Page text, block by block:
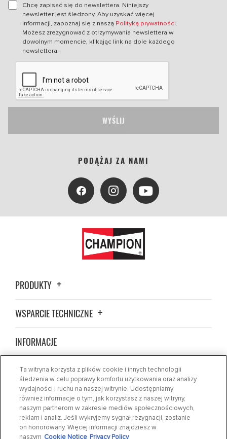
Chcę zapisać się do newslettera. Niniejszy
newsletter jest śledzony. Aby uzyskać więcej
informacji, zapoznaj się z naszą Polityką prywatności.
Możesz zrezygnować z otrzymywania newslettera w
dowolnym momencie, klikając link na dole każdego
newslettera.
WYŚLIJ
PODĄŻAJ ZA NAMI
PRODUKTY
WSPARCIE TECHNICZNE
INFORMACJE
ZNAJDŹ SKLEP
WIADOMOŚCI
SKONTAKTUJ SIĘ Z NAMI
Ta witryna korzysta z plików cookie i innych technologii
śledzenia w celu poprawy komfortu użytkowania oraz analizy
wydajności i ruchu na naszej witrynie. Udostępniamy
również informacje o tym, jak korzystasz z naszej witryny,
naszym partnerom w zakresie mediów społecznościowych,
reklam i analiz. Jeśli wykryjemy sygnał rezygnacji, zostanie
on honorowany. Więcej informacji znajdziesz w
naszym Cookie Notice Privacy Policy